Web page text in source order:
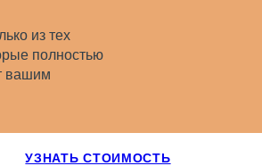
из тех
полностью
вашим
УЗНАТЬ СТОИМОСТЬ